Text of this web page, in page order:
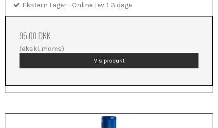
Ekstern Lager - Online Lev. 1-3 dage
95,00 DKK
(ekskl. moms)
Vis produkt